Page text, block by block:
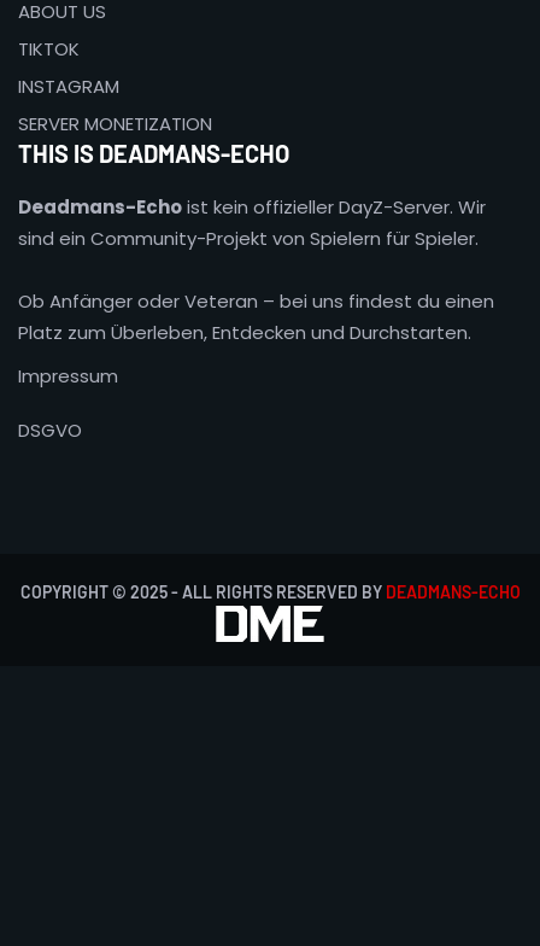
ABOUT US
TIKTOK
INSTAGRAM
SERVER MONETIZATION
THIS IS DEADMANS-ECHO
Deadmans-Echoist kein offizieller DayZ-Server. Wir
sind ein Community-Projekt von Spielern für Spieler.
Ob Anfänger oder Veteran – bei uns findest du einen
Platz zum Überleben, Entdecken und Durchstarten.
Impressum
DSGVO
COPYRIGHT © 2025 - ALL RIGHTS RESERVED BY DEADMANS-ECHO